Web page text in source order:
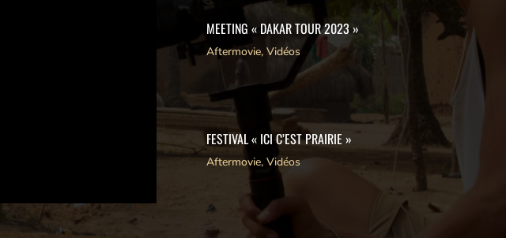
MEETING « DAKAR TOUR 2023 »
Aftermovie, Vidéos
FESTIVAL « ICI C’EST PRAIRIE »
Aftermovie, Vidéos